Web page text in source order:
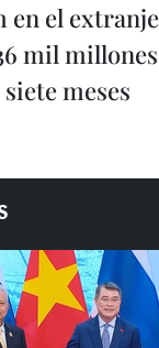
en el
mil
meses